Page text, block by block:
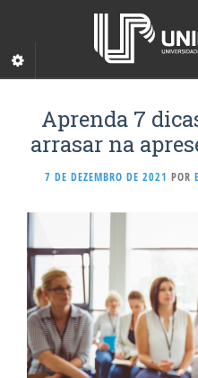
Aprenda 7
arrasar na
7 DE DEZEMBRO DE 2021 POR